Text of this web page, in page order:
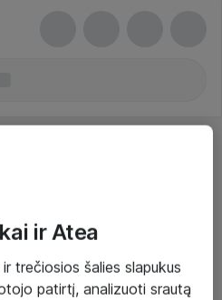
ir Atea
trečiosios šalies slapukus
patirtį, analizuoti srautą